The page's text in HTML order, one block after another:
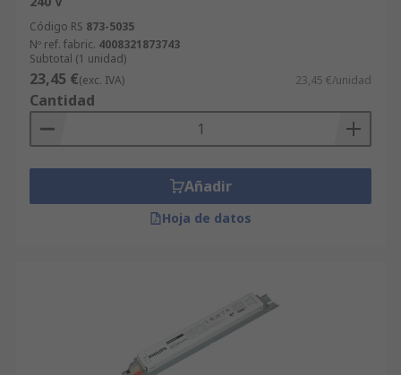
Código RS 873-5035
Nº ref. fabric. 4008321873743
Subtotal (1 unidad)
23,45 €(exc. IVA) 23,45 €/unidad
Cantidad
Añadir
Hoja de datos